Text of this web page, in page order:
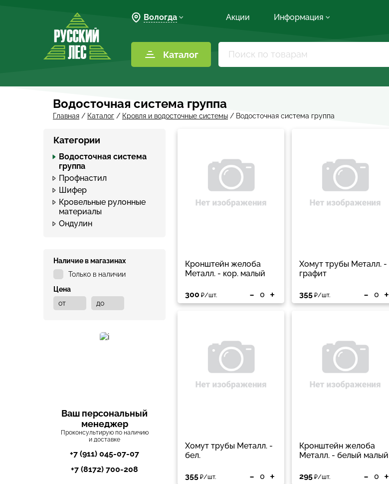
Вологда Акции Информация
Каталог
Водосточная система группа
Главная / Каталог / Кровля и водосточные системы / Водосточная система группа
Категории
Водосточная система
группа
Профнастил
Шифер
Кровельные рулонные
материалы
Ондулин
Наличие в магазинах
Только в наличии
Цена
Ваш персональный
менеджер
Проконсультирую по наличию
и доставке
+7 (911) 045-07-07
+7 (8172) 700-208
Кронштейн желоба
Металл. - кор. малый
300 ₽/шт. - +
Хомут трубы Металл. -
графит
355 ₽/шт. - +
Хомут трубы Металл. -
бел.
355 ₽/шт. - +
Кронштейн желоба
Металл. - белый малый
295 ₽/шт. - +